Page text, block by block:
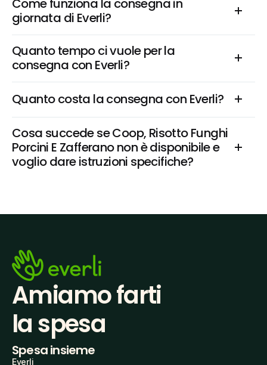
Come funziona la consegna in
giornata di Everli?
Quanto tempo ci vuole per la
consegna con Everli?
Quanto costa la consegna con Everli?
Cosa succede se Coop, Risotto Funghi
Porcini E Zafferano non è disponibile e
voglio dare istruzioni specifiche?
Amiamo farti
la spesa
Spesa insieme
Everli